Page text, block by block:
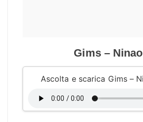
Gims –
Ascolta e scarica Gims –